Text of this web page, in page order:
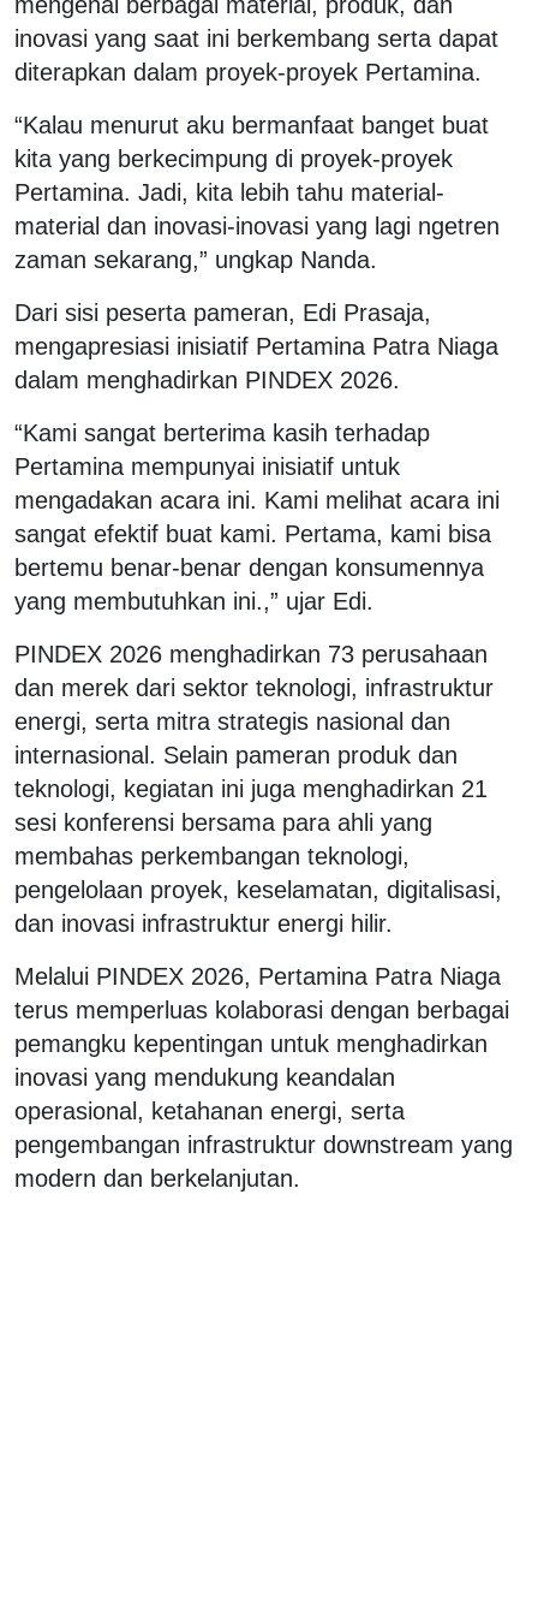
inovasi yang saat ini berkembang serta dapat
diterapkan dalam proyek-proyek Pertamina.
“Kalau menurut aku bermanfaat banget buat
kita yang berkecimpung di proyek-proyek
Pertamina. Jadi, kita lebih tahu material-
material dan inovasi-inovasi yang lagi ngetren
zaman sekarang,” ungkap Nanda.
Dari sisi peserta pameran, Edi Prasaja,
mengapresiasi inisiatif Pertamina Patra Niaga
dalam menghadirkan PINDEX 2026.
“Kami sangat berterima kasih terhadap
Pertamina mempunyai inisiatif untuk
mengadakan acara ini. Kami melihat acara ini
sangat efektif buat kami. Pertama, kami bisa
bertemu benar-benar dengan konsumennya
yang membutuhkan ini.,” ujar Edi.
PINDEX 2026 menghadirkan 73 perusahaan
dan merek dari sektor teknologi, infrastruktur
energi, serta mitra strategis nasional dan
internasional. Selain pameran produk dan
teknologi, kegiatan ini juga menghadirkan 21
sesi konferensi bersama para ahli yang
membahas perkembangan teknologi,
pengelolaan proyek, keselamatan, digitalisasi,
dan inovasi infrastruktur energi hilir.
Melalui PINDEX 2026, Pertamina Patra Niaga
terus memperluas kolaborasi dengan berbagai
pemangku kepentingan untuk menghadirkan
inovasi yang mendukung keandalan
operasional, ketahanan energi, serta
pengembangan infrastruktur downstream yang
modern dan berkelanjutan.